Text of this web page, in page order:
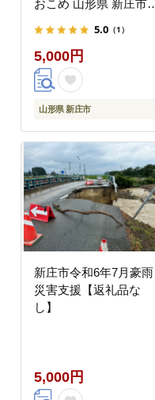
おこめ 山形県 新庄市
5.0 （1）
5,000円
山形県 新庄市
新庄市令和6年7月豪雨
災害支援【返礼品な
し】
5,000円